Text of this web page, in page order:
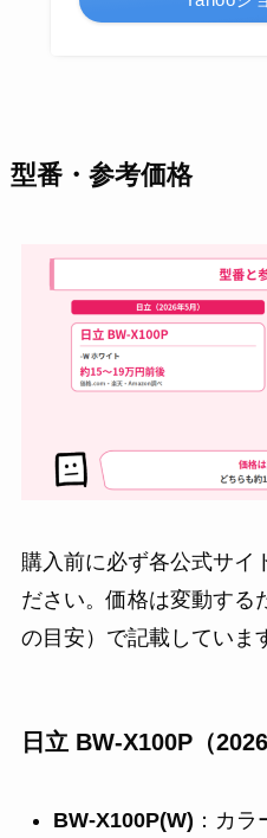
型番・参考価格
購入前に必ず各公式サイ
ださい。価格は変動する
の目安）で記載していま
日立 BW-X100P（
BW-X100P(W) ：カ